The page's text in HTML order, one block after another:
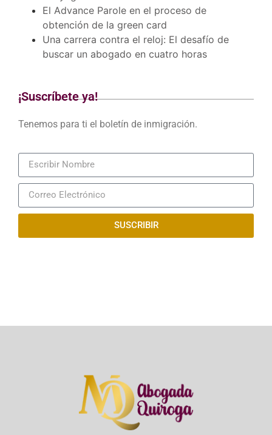
El Advance Parole en el proceso de
obtención de la green card
Una carrera contra el reloj: El desafío de
buscar un abogado en cuatro horas
¡Suscríbete ya!
Tenemos para ti el boletín de inmigración.
SUSCRIBIR